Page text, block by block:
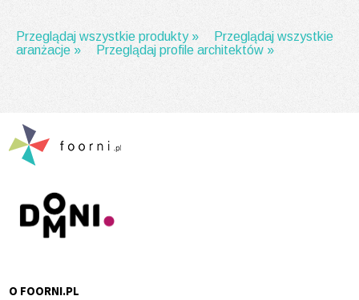
Przeglądaj wszystkie produkty »
Przeglądaj wszystkie
aranżacje »
Przeglądaj profile architektów »
O FOORNI.PL